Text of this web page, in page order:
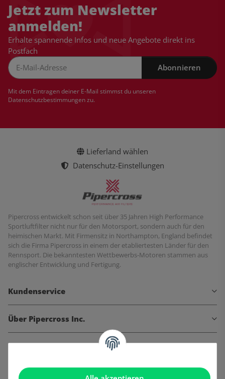
Jetzt zum Newsletter
anmelden!
Erhalte spannende Infos und neue Angebote direkt ins
Postfach
Abonnieren
Mit dem Eintragen deiner E-Mail stimmst du unseren
Datenschutzbestimmungenzu.
Lieferland wählen
Datenschutz-Einstellungen
Pipercross entwickelt schon seit über 35 Jahren High Performance
Sportluftfilter nicht nur für den Motorsport, sondern auch für den
heimischen Markt. Mit Firmensitz in Northampton, England befindet
sich die Firma Pipercross in einem der etabliertesten Länder für den
Rennsport. Die bekanntesten Wettbewerbs-Motoren stammen aus
englischer Entwicklung und Fertigung.
Kundenservice
Über Pipercross Inc.
Informationen
Gesetzliche Informationen